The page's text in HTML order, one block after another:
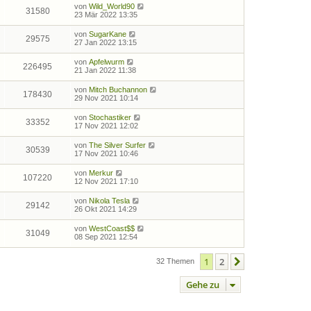
31580 von Wild_World90
23 Mär 2022 13:35
29575 von SugarKane
27 Jan 2022 13:15
226495 von Apfelwurm
21 Jan 2022 11:38
178430 von Mitch Buchannon
29 Nov 2021 10:14
33352 von Stochastiker
17 Nov 2021 12:02
30539 von The Silver Surfer
17 Nov 2021 10:46
107220 von Merkur
12 Nov 2021 17:10
29142 von Nikola Tesla
26 Okt 2021 14:29
31049 von WestCoast$$
08 Sep 2021 12:54
32 Themen 1 2
Gehe zu